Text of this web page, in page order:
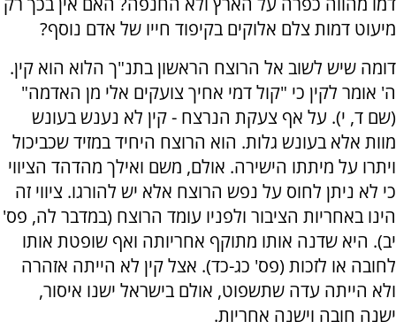
מיעוט דמות צלם אלוקים בקיפוד חייו של אדם נוסף?
דומה שיש לשוב אל הרוצח הראשון בתנ"ך הלוא הוא קין.
ה' אומר לקין כי "קול דמי אחיך צועקים אלי מן האדמה"
(שם ד, י). על אף צעקת הנרצח - קין לא נענש בעונש
מוות אלא בעונש גלות. הוא הרוצח היחיד במזיד שכביכול
ויתרו על מיתתו הישירה. אולם, משם ואילך מהדהד הציווי
כי לא ניתן לחוס על נפש הרוצח אלא יש להורגו. ציווי זה
הינו באחריות הציבור ולפניו עומד הרוצח (במדבר לה, פס'
יב). היא שדנה אותו מתוקף אחריותה ואף שופטת אותו
לחובה או לזכות (פס' כג-כד). אצל קין לא הייתה אזהרה
ולא הייתה עדה שתשפוט, אולם בישראל ישנו איסור,
ישנה חובה וישנה אחריות.